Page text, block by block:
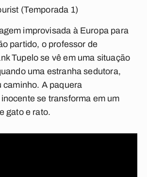
(Temporada 1)
improvisada à Europa para
partido, o professor de
Tupelo se vê em uma situação
uma estranha sedutora,
caminho. A paquera
se transforma em um
gato e rato.